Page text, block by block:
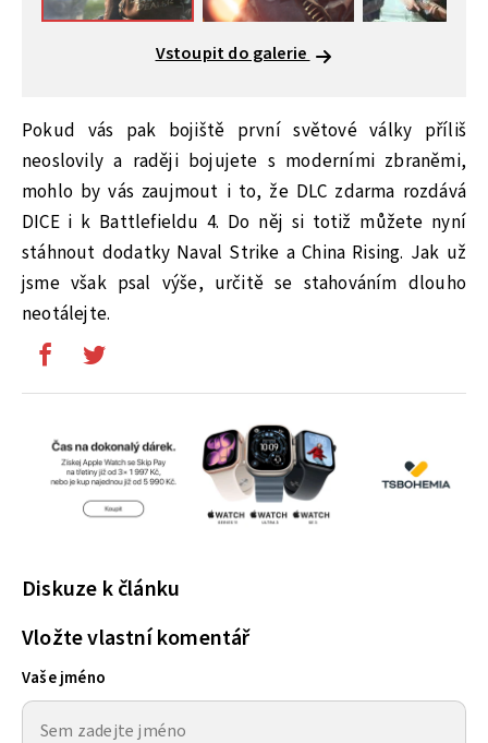
Vstoupit do galerie
Pokud vás pak bojiště první světové války příliš
neoslovily a raději bojujete s moderními zbraněmi,
mohlo by vás zaujmout i to, že DLC zdarma rozdává
DICE i k Battlefieldu 4. Do něj si totiž můžete nyní
stáhnout dodatky Naval Strike a China Rising. Jak už
jsme však psal výše, určitě se stahováním dlouho
neotálejte.
Diskuze k článku
Vložte vlastní komentář
Vaše jméno